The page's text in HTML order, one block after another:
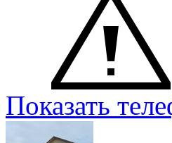
Показать